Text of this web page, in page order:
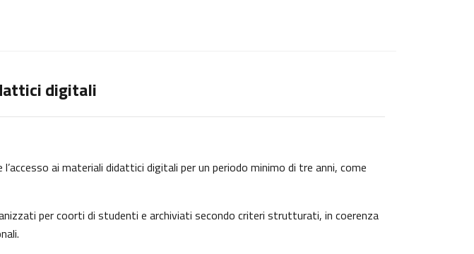
digitali
ai materiali didattici digitali per un periodo minimo di tre anni, come
per coorti di studenti e archiviati secondo criteri strutturati, in coerenza